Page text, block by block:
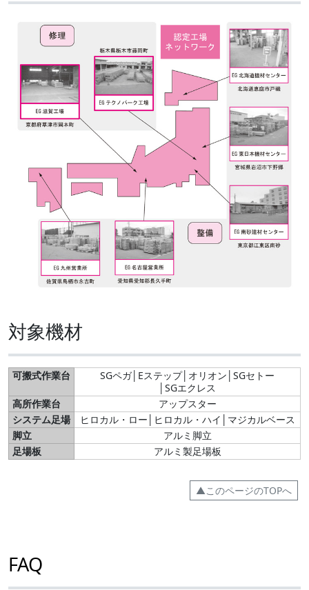
対象機材
可搬式作業台
SGペガ│Eステップ│オリオン│SGセトー
│SGエクレス
高所作業台
アップスター
システム足場
ヒロカル・ロー│ヒロカル・ハイ│マジカルベース
脚立
アルミ脚立
足場板
アルミ製足場板
▲このページのTOPへ
FAQ